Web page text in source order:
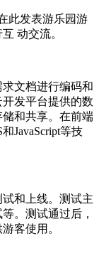
发表游乐园游
动交流。
文档进行编码和
发平台提供的数
和共享。在前端
JavaScript等技
和上线。测试主
。测试通过后，
客使用。